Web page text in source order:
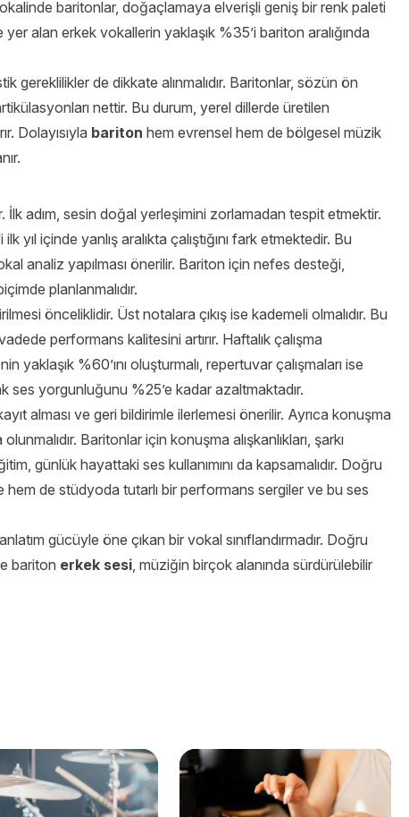
baritonlar, doğaçlamaya elverişli geniş bir renk paleti
alan erkek vokallerin yaklaşık %35’i bariton aralığında
gereklilikler de dikkate alınmalıdır. Baritonlar, sözün ön
nettir. Bu durum, yerel dillerde üretilen
Dolayısıyla bariton hem evrensel hem de bölgesel müzik
adım, sesin doğal yerleşimini zorlamadan tespit etmektir.
yıl içinde yanlış aralıkta çalıştığını fark etmektedir. Bu
analiz yapılması önerilir. Bariton için nefes desteği,
planlanmalıdır.
önceliklidir. Üst notalara çıkış ise kademeli olmalıdır. Bu
performans kalitesini artırır. Haftalık çalışma
yaklaşık %60’ını oluşturmalı, repertuvar çalışmaları ise
ses yorgunluğunu %25’e kadar azaltmaktadır.
alması ve geri bildirimle ilerlemesi önerilir. Ayrıca konuşma
Baritonlar için konuşma alışkanlıkları, şarkı
günlük hayattaki ses kullanımını da kapsamalıdır. Doğru
de stüdyoda tutarlı bir performans sergiler ve bu ses
gücüyle öne çıkan bir vokal sınıflandırmadır. Doğru
bariton erkek sesi, müziğin birçok alanında sürdürülebilir